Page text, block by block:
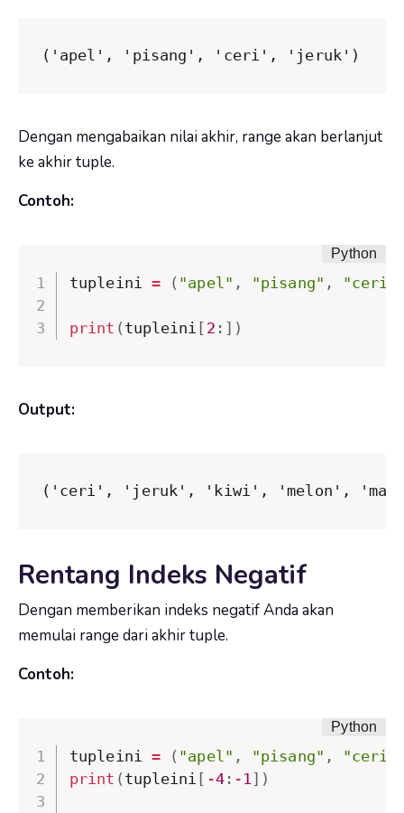
('apel', 'pisang', 'ceri', 'jeruk')
Dengan mengabaikan nilai akhir, range akan berlanjut
ke akhir tuple.
Contoh:
tupleini = ( "apel" , "pisang" , "ceri"
print ( tupleini [ 2 : ] )
Output:
('ceri', 'jeruk', 'kiwi', 'melon',
Rentang Indeks Negatif
Dengan memberikan indeks negatif Anda akan
memulai range dari akhir tuple.
Contoh:
tupleini = ( "apel" , "pisang" , "ceri"
print ( tupleini [ -4: - 1 ] )